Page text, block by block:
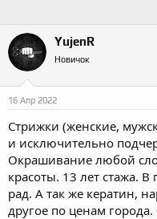
YujenR
Новичок
16 Апр 2022
Стрижки (женские,
и исключительно
Окрашивание любой
красоты. 13 лет стажа.
рад. А так же кератин,
другое по ценам